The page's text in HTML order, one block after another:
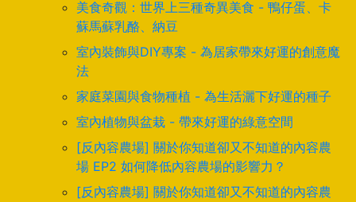
美食奇觀：世界上三種奇異美食 - 鴨仔蛋、卡
蘇馬蘇乳酪、納豆
室內裝飾與DIY專案 - 為居家帶來好運的創意魔
法
家庭菜園與食物種植 - 為生活灑下好運的種子
室內植物與盆栽 - 帶來好運的綠意空間
[反內容農場] 關於你知道卻又不知道的內容農
場 EP2 如何降低內容農場的影響力？
[反內容農場] 關於你知道卻又不知道的內容農